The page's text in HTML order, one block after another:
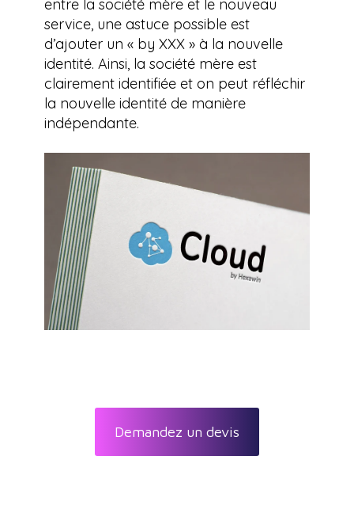
entre la société mère et le nouveau
service, une astuce possible est
d’ajouter un « by XXX » à la nouvelle
identité. Ainsi, la société mère est
clairement identifiée et on peut réfléchir
la nouvelle identité de manière
indépendante.
Demandez un devis